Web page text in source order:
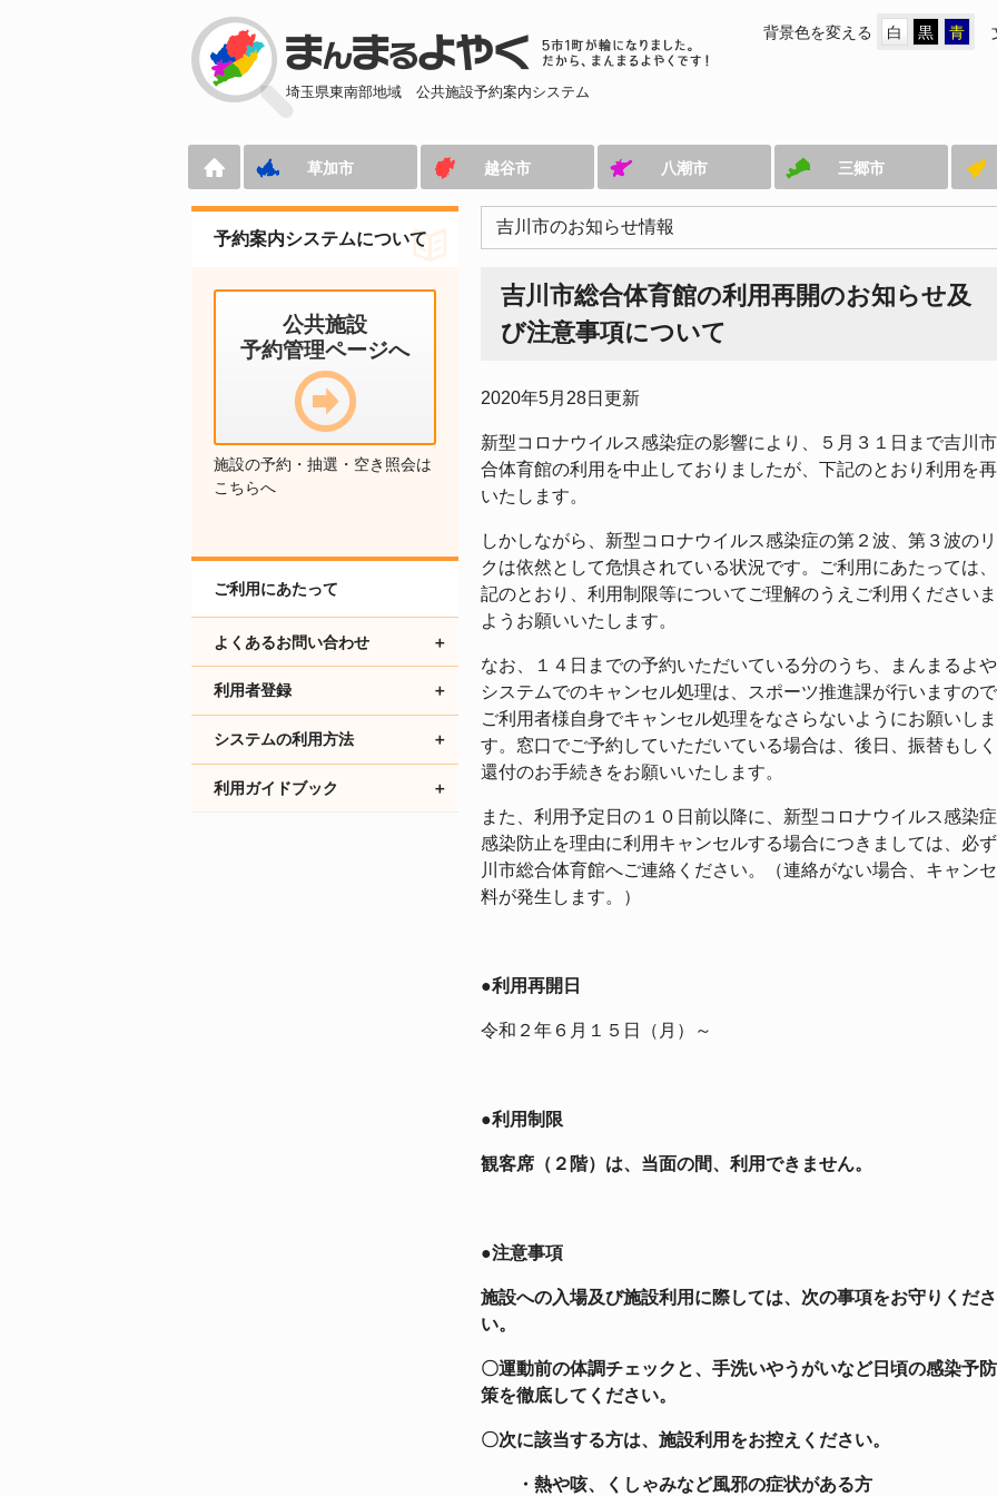
埼玉県東南部地域 公共施設予約案内システム
背景色を変える 白 黒 青
草加市 越谷市 八潮市 三郷市
予約案内システムについて
公共施設
予約管理ページへ
施設の予約・抽選・空き照会は
こちらへ
ご利用にあたって
よくあるお問い合わせ
利用者登録
システムの利用方法
利用ガイドブック
吉川市のお知らせ情報
吉川市総合体育館の利用再開のお知らせ及
び注意事項について
2020年5月28日更新
新型コロナウイルス感染症の影響により、５月３１日まで吉川
合体育館の利用を中止しておりましたが、下記のとおり利用を
いたします。
しかしながら、新型コロナウイルス感染症の第２波、第３波の
クは依然として危惧されている状況です。ご利用にあたっては
記のとおり、利用制限等についてご理解のうえご利用ください
ようお願いいたします。
なお、１４日までの予約いただいている分のうち、まんまるよ
システムでのキャンセル処理は、スポーツ推進課が行いますの
ご利用者様自身でキャンセル処理をなさらないようにお願いしま
す。窓口でご予約していただいている場合は、後日、振替もし
還付のお手続きをお願いいたします。
また、利用予定日の１０日前以降に、新型コロナウイルス感染
感染防止を理由に利用キャンセルする場合につきましては、必
川市総合体育館へご連絡ください。（連絡がない場合、キャン
料が発生します。）
●利用再開日
令和２年６月１５日（月）～
●利用制限
観客席（２階）は、当面の間、利用できません。
●注意事項
施設への入場及び施設利用に際しては、次の事項をお守りくださ
い。
〇運動前の体調チェックと、手洗いやうがいなど日頃の感染予
策を徹底してください。
〇次に該当する方は、施設利用をお控えください。
・熱や咳、くしゃみなど風邪の症状がある方